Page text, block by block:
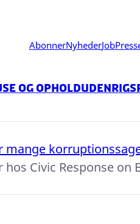
AbonnerNyhederJob
og ophold
mange
Civic Response